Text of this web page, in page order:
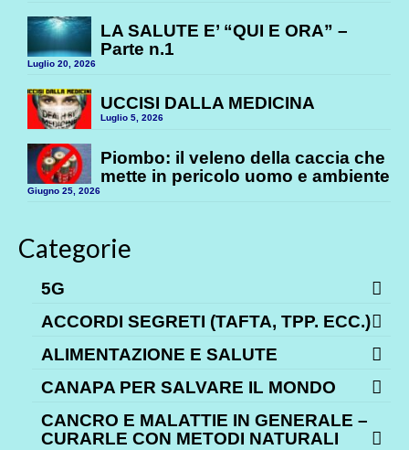
LA SALUTE E’ “QUI E ORA” –
Parte n.1
Luglio 20, 2026
UCCISI DALLA MEDICINA
Luglio 5, 2026
Piombo: il veleno della caccia che
mette in pericolo uomo e ambiente
Giugno 25, 2026
Categorie
5G
ACCORDI SEGRETI (TAFTA, TPP. ECC.)
ALIMENTAZIONE E SALUTE
CANAPA PER SALVARE IL MONDO
CANCRO E MALATTIE IN GENERALE –
CURARLE CON METODI NATURALI